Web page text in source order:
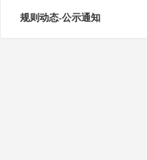
规则动态-公示通知